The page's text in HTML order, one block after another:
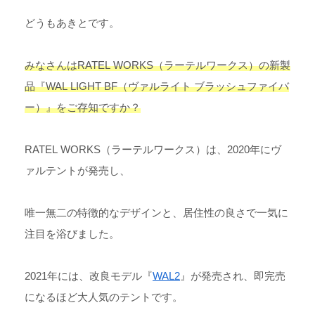
どうもあきとです。
みなさんはRATEL WORKS（ラーテルワークス）の新製
品『WAL LIGHT BF（ヴァルライト ブラッシュファイバ
ー）』をご存知ですか？
RATEL WORKS（ラーテルワークス）は、2020年にヴ
ァルテントが発売し、
唯一無二の特徴的なデザインと、居住性の良さで一気に
注目を浴びました。
2021年には、改良モデル『WAL2 』が発売され、即完売
になるほど大人気のテントです。